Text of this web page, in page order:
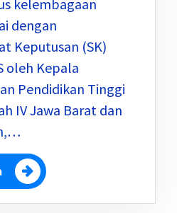
kelembagaan
dengan
Keputusan (SK)
oleh Kepala
Pendidikan Tinggi
IV Jawa Barat dan